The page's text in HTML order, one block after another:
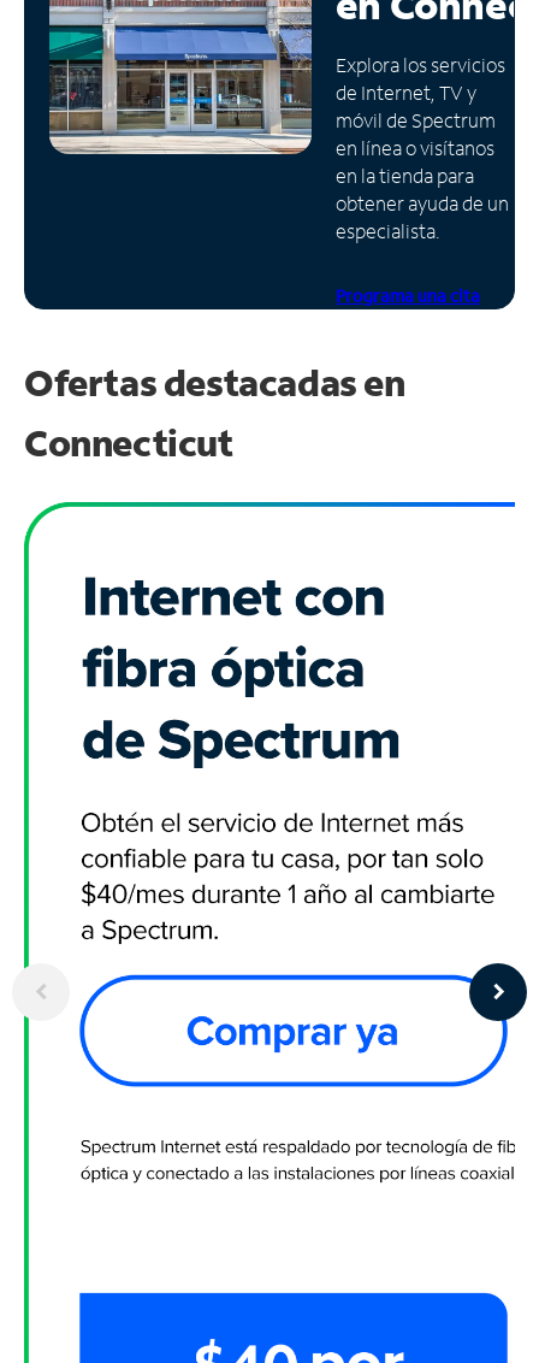
Administrar
cuenta
Encuentra
una
tienda
Explora los servicios
de Internet, TV y
móvil de Spectrum
en línea o visítanos
en la tienda para
obtener ayuda de un
especialista.
Programa una cita
Ofertas destacadas en
Connecticut